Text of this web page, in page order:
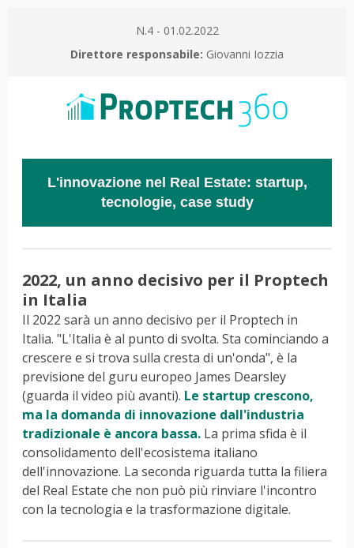
N.4 - 01.02.2022
Direttore responsabile: Giovanni Iozzia
L'innovazione nel Real Estate: startup,
tecnologie, case study
2022, un anno decisivo per il Proptech
in Italia
Il 2022 sarà un anno decisivo per il Proptech in
Italia. "L'Italia è al punto di svolta. Sta cominciando a
crescere e si trova sulla cresta di un'onda", è la
previsione del guru europeo James Dearsley
(guarda il video più avanti). Le startup crescono,
ma la domanda di innovazione dall'industria
tradizionale è ancora bassa. La prima sfida è il
consolidamento dell'ecosistema italiano
dell'innovazione. La seconda riguarda tutta la filiera
del Real Estate che non può più rinviare l'incontro
con la tecnologia e la trasformazione digitale.